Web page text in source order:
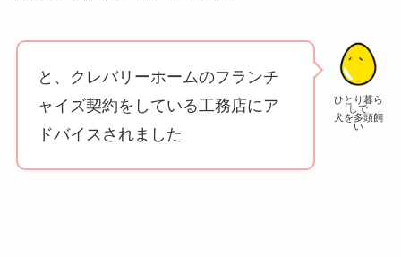
ひとり暮ら
しで
犬を多頭飼
い
と、クレバリーホームのフランチ
ャイズ契約をしている工務店にア
ドバイスされました